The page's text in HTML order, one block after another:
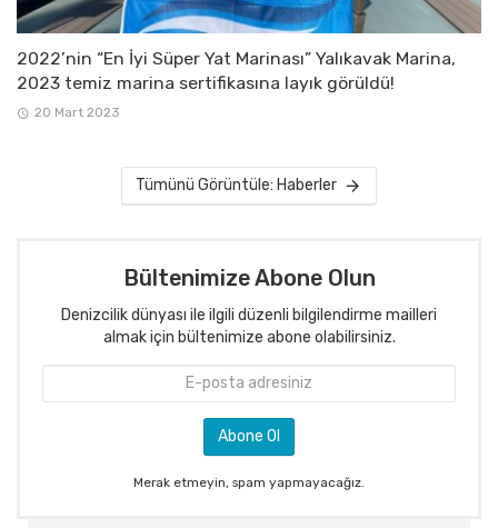
2022’nin “En İyi Süper Yat Marinası” Yalıkavak Marina,
2023 temiz marina sertifikasına layık görüldü!
20 Mart 2023
Tümünü Görüntüle: Haberler
Bültenimize Abone Olun
Denizcilik dünyası ile ilgili düzenli bilgilendirme mailleri
almak için bültenimize abone olabilirsiniz.
Merak etmeyin, spam yapmayacağız.